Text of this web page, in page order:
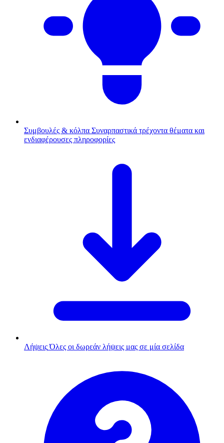
Συμβουλές & κόλπα Συναρπαστικά τρέχοντα θέματα και
ενδιαφέρουσες πληροφορίες
Λήψεις Όλες οι δωρεάν λήψεις μας σε μία σελίδα